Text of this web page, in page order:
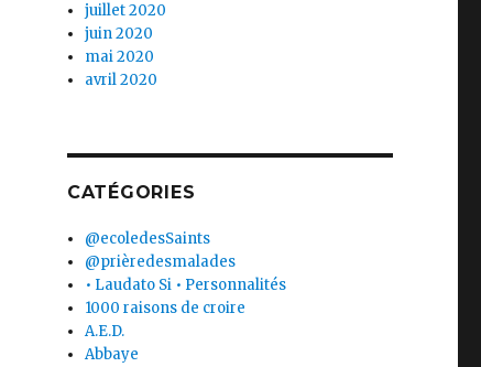
juillet 2020
juin 2020
mai 2020
avril 2020
CATÉGORIES
@ecoledesSaints
@prièredesmalades
• Laudato Si • Personnalités
1000 raisons de croire
A.E.D.
Abbaye